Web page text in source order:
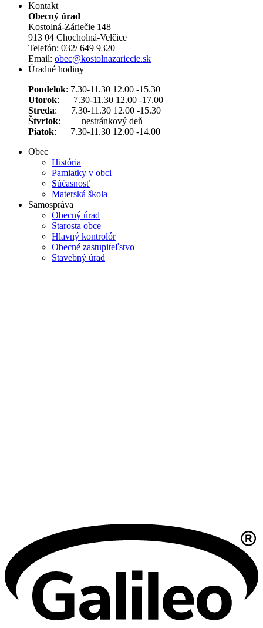
Kontakt
Obecný úrad
Kostolná-Záriečie 148
913 04 Chocholná-Velčice
Telefón: 032/ 649 9320
Email: obec@kostolnazariecie.sk
Úradné hodiny
Pondelok: 7.30-11.30 12.00 -15.30
Utorok: 7.30-11.30 12.00 -17.00
Streda: 7.30-11.30 12.00 -15.30
Štvrtok: nestránkový deň
Piatok: 7.30-11.30 12.00 -14.00
Obec
História
Pamiatky v obci
Súčasnosť
Materská škola
Samospráva
Obecný úrad
Starosta obce
Hlavný kontrolór
Obecné zastupiteľstvo
Stavebný úrad